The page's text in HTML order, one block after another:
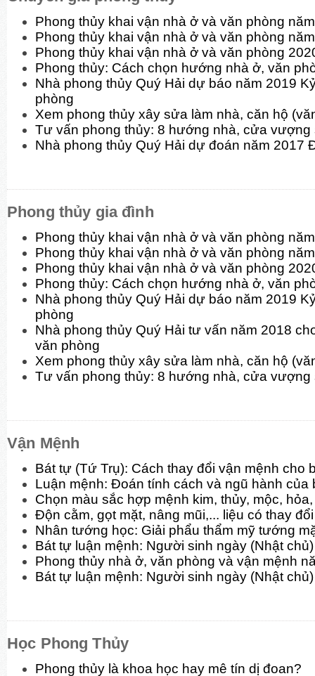
Phong thủy khai vận nhà ở và văn phòng
Phong thủy khai vận nhà ở và văn phòng
Phong thủy khai vận nhà ở và văn phòng
Phong thủy: Cách chọn hướng nhà ở, văn
Nhà phong thủy Quý Hải dự báo năm 2019
phòng
Xem phong thủy xây sửa làm nhà, căn hộ
Tư vấn phong thủy: 8 hướng nhà, cửa vượng
Nhà phong thủy Quý Hải dự đoán năm 2017
Phong thủy gia đình
Phong thủy khai vận nhà ở và văn phòng
Phong thủy khai vận nhà ở và văn phòng
Phong thủy khai vận nhà ở và văn phòng
Phong thủy: Cách chọn hướng nhà ở, văn
Nhà phong thủy Quý Hải dự báo năm 2019
phòng
Nhà phong thủy Quý Hải tư vấn năm 2018
văn phòng
Xem phong thủy xây sửa làm nhà, căn hộ
Tư vấn phong thủy: 8 hướng nhà, cửa vượng
Vận Mệnh
Bát tự (Tứ Trụ): Cách thay đổi vận mệnh cho
Luận mệnh: Đoán tính cách và ngũ hành của
Chọn màu sắc hợp mệnh kim, thủy, mộc,
Độn cằm, gọt mặt, nâng mũi,... liệu có thay
Nhân tướng học: Giải phẩu thẩm mỹ tướng
Bát tự luận mệnh: Người sinh ngày (Nhật
Phong thủy nhà ở, văn phòng và vận mệnh
Bát tự luận mệnh: Người sinh ngày (Nhật
Học Phong Thủy
Phong thủy là khoa học hay mê tín dị đoan?